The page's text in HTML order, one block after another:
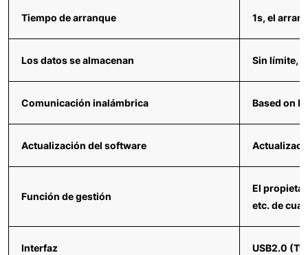
Tiempo de arranque 1s, el
Los datos se almacenan Sin límite,
Comunicación inalámbrica Based on
Actualización del software
Función de gestión
El
etc. de
Interfaz USB2.0